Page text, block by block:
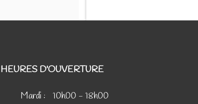
HEURES D'OUVERTURE
Mardi :
10h00 - 18h00